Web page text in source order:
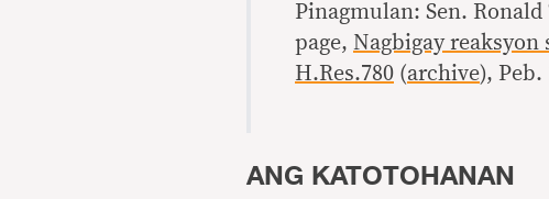
Pinagmulan: Sen.
page, Nagbigay reaksyon
H.Res.780 (archive), Peb.
ANG KATOTOHANAN